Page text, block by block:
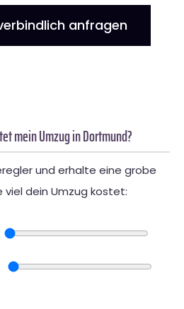
anfragen
mein Umzug in Dortmund?
und erhalte eine grobe
viel dein Umzug kostet: